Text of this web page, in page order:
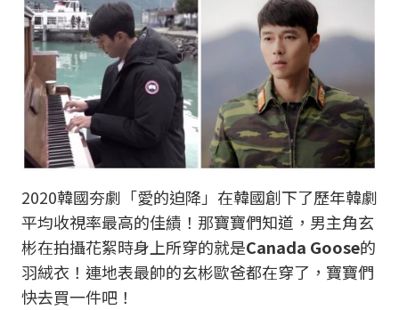
2020韓國夯劇「愛的迫降」在韓國創下了歷年韓劇
平均收視率最高的佳績！那寶寶們知道，男主角玄
彬在拍攝花絮時身上所穿的就是Canada Goose的
羽絨衣！連地表最帥的玄彬歐爸都在穿了，寶寶們
快去買一件吧！